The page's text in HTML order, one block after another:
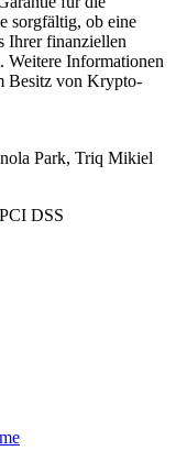
sorgfältig, ob eine
Ihrer finanziellen
Weitere Informationen
Besitz von Krypto-
Park, Triq Mikiel